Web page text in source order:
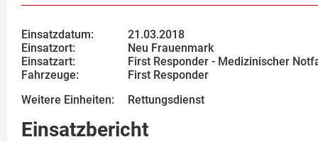
Einsatzdatum:
21.03.2018
Einsatzort:
Neu Frauenmark
Einsatzart:
First Responder - Medizinischer
Fahrzeuge:
First Responder
Weitere Einheiten:
Rettungsdienst
Einsatzbericht